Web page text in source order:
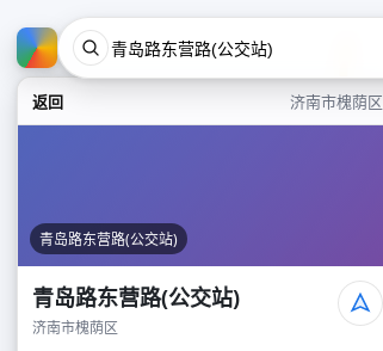
返回 济南市槐荫区
青岛路东营路(公交站)
青岛路东营路(公交站)
济南市槐荫区